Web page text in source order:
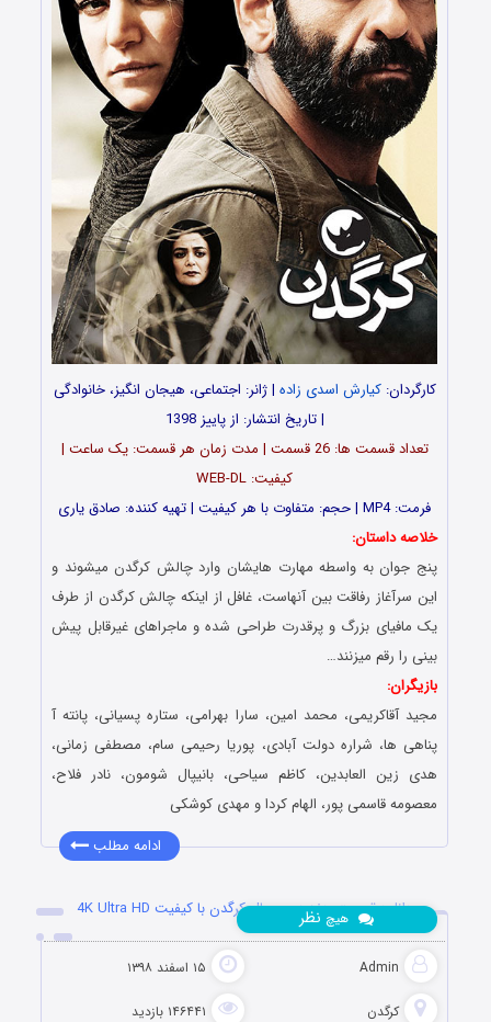
کارگردان:کیارش اسدی زاده | ژانر: اجتماعی، هیجان انگیز، خانوادگی
| تاریخ انتشار: از پاییز 1398
تعداد قسمت ها: 26 قسمت | مدت زمان هر قسمت: یک ساعت |
کیفیت: WEB-DL
فرمت: MP4 | حجم: متفاوت با هر کیفیت |
تهیه کننده: صادق یارى
خلاصه داستان:
پنج جوان به واسطه مهارت هایشان وارد چالش کرگدن میشوند و
این سرآغاز رفاقت بین آنهاست، غافل از اینکه چالش کرگدن از طرف
یک مافیای بزرگ و پرقدرت طراحی شده و ماجراهای غیرقابل پیش
بینی را رقم میزنند…
بازیگران:
مجید آقاکریمی، محمد امین، سارا بهرامی، ستاره پسیانی، پانته آ
پناهی ها، شراره دولت آبادی، پوریا رحیمی سام، مصطفی زمانی،
هدی زین العابدین، کاظم سیاحی، بانیپال شومون، نادر فلاح،
معصومه قاسمی پور، الهام کردا و مهدی کوشکی
ادامه مطلب
دانلود قسمت هفدهم سریال کرگدن با کیفیت 4K Ultra HD
Admin ۱۵ اسفند ۱۳۹۸
کرگدن ۱۴۶۴۴۱ بازدید
هیچ نظر